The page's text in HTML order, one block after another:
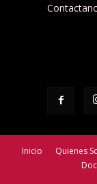
Inicio Quienes